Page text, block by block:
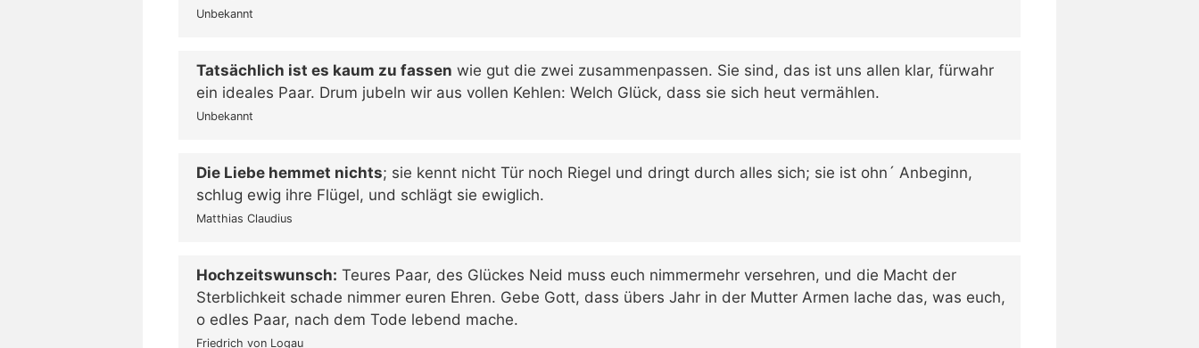
Unbekannt
Tatsächlich ist es kaum zu fassen wie gut die zwei zusammenpassen. Sie sind, das ist uns allen klar, fürwahr
ein ideales Paar. Drum jubeln wir aus vollen Kehlen: Welch Glück, dass sie sich heut vermählen.
Unbekannt
Die Liebe hemmet nichts; sie kennt nicht Tür noch Riegel und dringt durch alles sich; sie ist ohn´ Anbeginn,
schlug ewig ihre Flügel, und schlägt sie ewiglich.
Matthias Claudius
Hochzeitswunsch: Teures Paar, des Glückes Neid muss euch nimmermehr versehren, und die Macht der
Sterblichkeit schade nimmer euren Ehren. Gebe Gott, dass übers Jahr in der Mutter Armen lache das, was euch,
o edles Paar, nach dem Tode lebend mache.
Friedrich von Logau